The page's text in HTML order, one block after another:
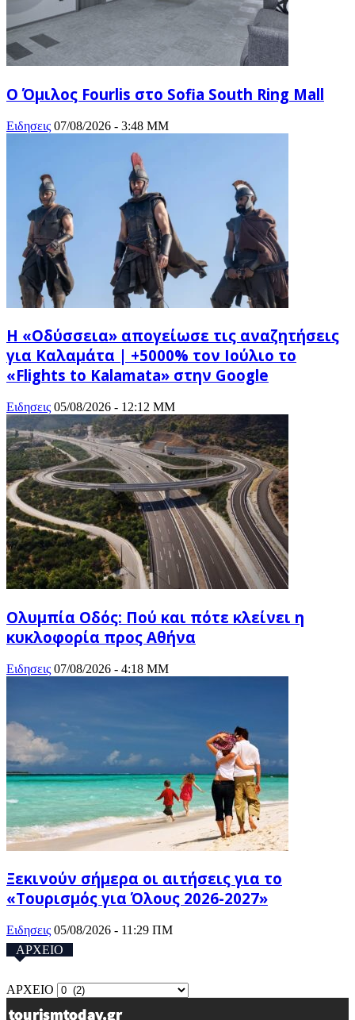
Ο Όμιλος Fourlis στο Sofia South Ring Mall
Ειδησεις 07/08/2026 - 3:48 ΜΜ
Η «Οδύσσεια» απογείωσε τις αναζητήσεις
για Καλαμάτα | +5000% τον Ιούλιο το
«Flights to Kalamata» στην Google
Ειδησεις 05/08/2026 - 12:12 ΜΜ
Ολυμπία Οδός: Πού και πότε κλείνει η
κυκλοφορία προς Αθήνα
Ειδησεις 07/08/2026 - 4:18 ΜΜ
Ξεκινούν σήμερα οι αιτήσεις για το
«Τουρισμός για Όλους 2026-2027»
Ειδησεις 05/08/2026 - 11:29 ΠΜ
ΑΡΧΕΙΟ
ΑΡΧΕΙΟ